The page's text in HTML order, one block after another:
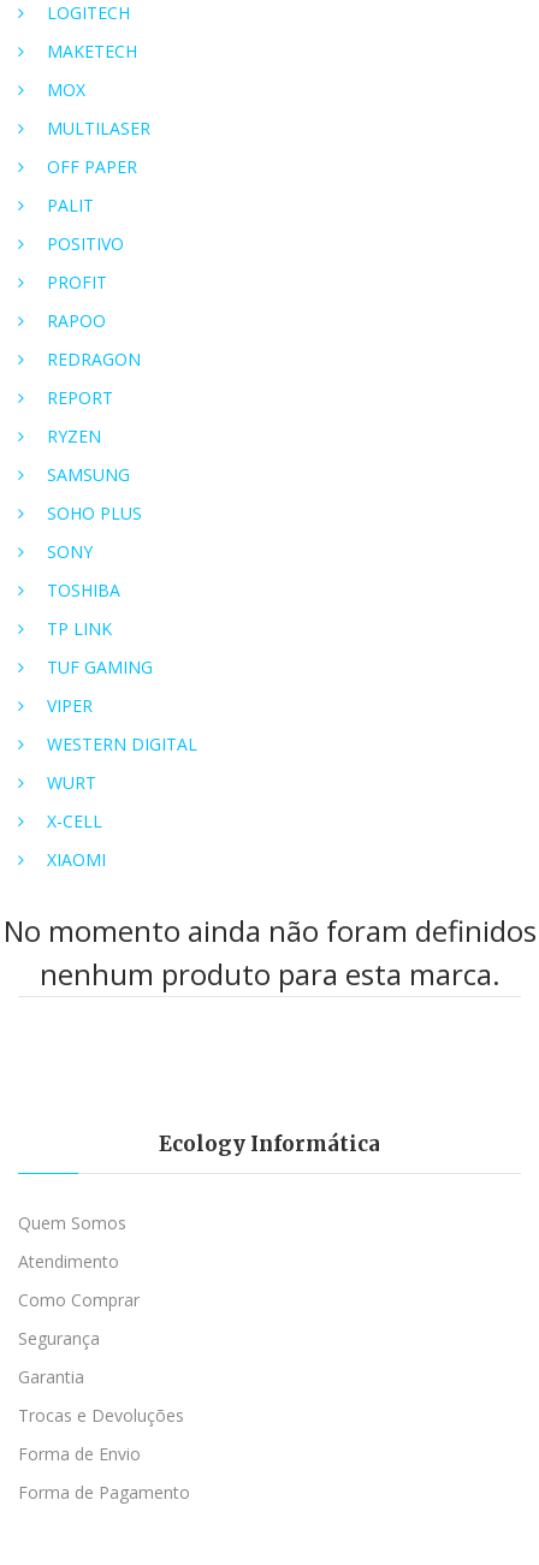
LOGITECH
MAKETECH
MOX
MULTILASER
OFF PAPER
PALIT
POSITIVO
PROFIT
RAPOO
REDRAGON
REPORT
RYZEN
SAMSUNG
SOHO PLUS
SONY
TOSHIBA
TP LINK
TUF GAMING
VIPER
WESTERN DIGITAL
WURT
X-CELL
XIAOMI
No momento ainda não foram definidos
nenhum produto para esta marca.
Ecology Informática
Quem Somos
Atendimento
Como Comprar
Segurança
Garantia
Trocas e Devoluções
Forma de Envio
Forma de Pagamento